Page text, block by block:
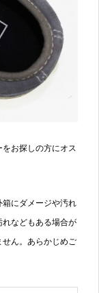
お探しの方にオス
にダメージや汚れ
などもある場合が
ん。あらかじめご